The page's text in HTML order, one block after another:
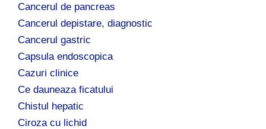
Cancerul de pancreas
Cancerul depistare, diagnostic
Cancerul gastric
Capsula endoscopica
Cazuri clinice
Ce dauneaza ficatului
Chistul hepatic
Ciroza cu lichid